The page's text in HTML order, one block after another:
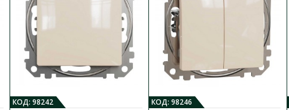
243.36 грн
КОД: 98242 КОД: 98246